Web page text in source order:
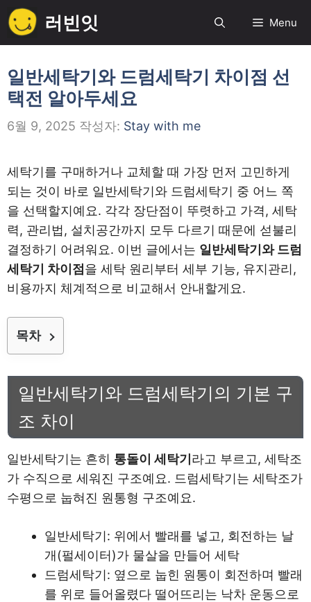
텐
츠
로
건
너
뛰
러빈잇 Menu
일반세탁기와 드럼세탁기 차이점 선
택전 알아두세요
6월 9, 2025 작성자: Stay with me
세탁기를 구매하거나 교체할 때 가장 먼저 고민하게
되는 것이 바로 일반세탁기와 드럼세탁기 중 어느 쪽
을 선택할지예요. 각각 장단점이 뚜렷하고 가격, 세탁
력, 관리법, 설치공간까지 모두 다르기 때문에 섣불리
결정하기 어려워요. 이번 글에서는 일반세탁기와 드럼
세탁기 차이점 을 세탁 원리부터 세부 기능, 유지관리,
비용까지 체계적으로 비교해서 안내할게요.
목차
일반세탁기와 드럼세탁기의 기본 구
조 차이
일반세탁기는 흔히 통돌이 세탁기 라고 부르고, 세탁조
가 수직으로 세워진 구조예요. 드럼세탁기는 세탁조가
수평으로 눕혀진 원통형 구조예요.
일반세탁기: 위에서 빨래를 넣고, 회전하는 날
개(펄세이터)가 물살을 만들어 세탁
드럼세탁기: 옆으로 눕힌 원통이 회전하며 빨래
를 위로 들어올렸다 떨어뜨리는 낙차 운동으로